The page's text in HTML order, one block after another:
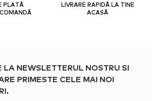
PLATĂ
LIVRARE RAPIDĂ LA TINE
ACASĂ
NEWSLETTERUL NOSTRU SI
PRIMESTE CELE MAI NOI